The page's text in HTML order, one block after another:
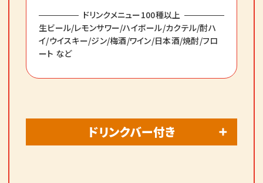
ドリンクメニュー100種以上
生ビール/レモンサワー/ハイボール/カクテル/酎ハ
イ/ウイスキー/ジン/梅酒/ワイン/日本酒/焼酎/フロ
ート など
ドリンクバー付き